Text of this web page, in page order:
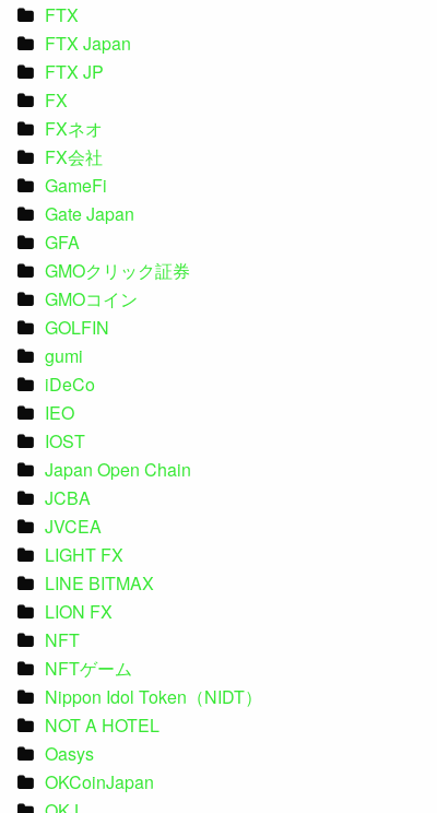
FTX
FTX Japan
FTX JP
FX
FXネオ
FX会社
GameFi
Gate Japan
GFA
GMOクリック証券
GMOコイン
GOLFIN
gumi
iDeCo
IEO
IOST
Japan Open Chain
JCBA
JVCEA
LIGHT FX
LINE BITMAX
LION FX
NFT
NFTゲーム
Nippon Idol Token（NIDT）
NOT A HOTEL
Oasys
OKCoinJapan